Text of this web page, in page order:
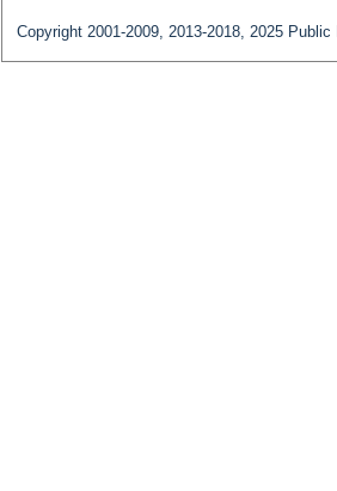
Copyright 2001-2009, 2013-2018, 2025 Public